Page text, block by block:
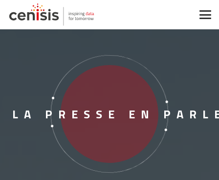
LA PRESSE EN